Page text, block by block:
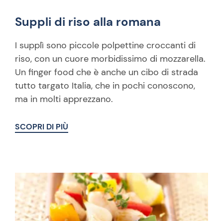
Suppli di riso alla romana
I supplì sono piccole polpettine croccanti di
riso, con un cuore morbidissimo di mozzarella.
Un finger food che è anche un cibo di strada
tutto targato Italia, che in pochi conoscono,
ma in molti apprezzano.
SCOPRI DI PIÙ